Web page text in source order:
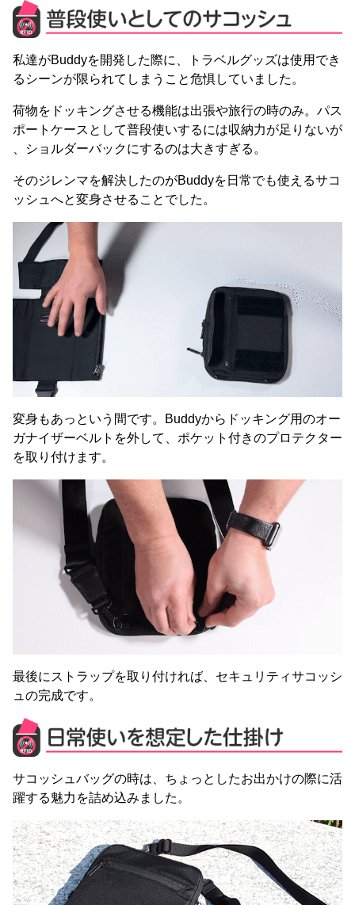
私達がBuddyを開発した際に、トラベルグッズは使用でき
るシーンが限られてしまうこと危惧していました。
荷物をドッキングさせる機能は出張や旅行の時のみ。パス
ポートケースとして普段使いするには収納力が足りないが
、ショルダーバックにするのは大きすぎる。
そのジレンマを解決したのがBuddyを日常でも使えるサコ
ッシュへと変身させることでした。
変身もあっという間です。Buddyからドッキング用のオー
ガナイザーベルトを外して、ポケット付きのプロテクター
を取り付けます。
最後にストラップを取り付ければ、セキュリティサコッシ
ュの完成です。
サコッシュバッグの時は、ちょっとしたお出かけの際に活
躍する魅力を詰め込みました。